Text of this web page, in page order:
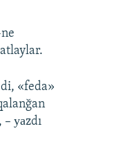
«feda»
уаzdı